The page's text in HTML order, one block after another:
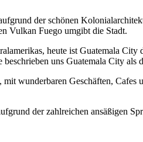
der schönen
Vulkan Fuego umgibt die Stadt.
heute ist Guatemala City
uns Guatemala City als
wunderbaren Geschäften,
der zahlreichen ansäßigen